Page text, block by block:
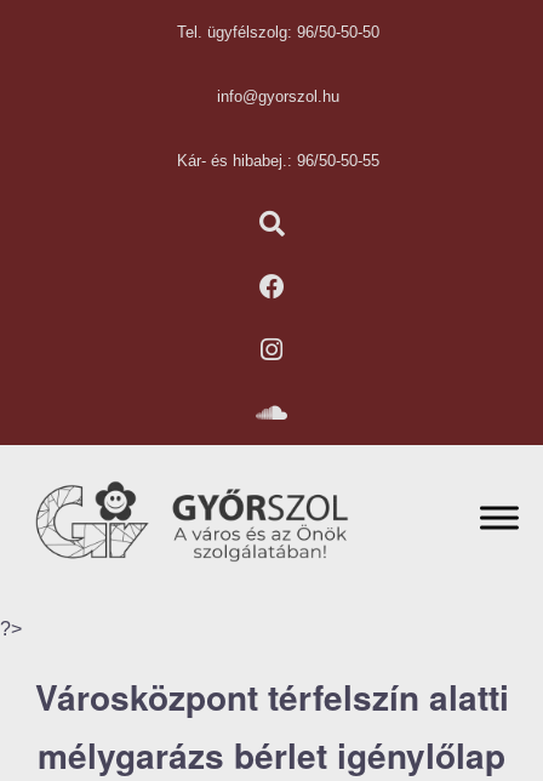
Tel. ügyfélszolg: 96/50-50-50
info@gyorszol.hu
Kár- és hibabej.: 96/50-50-55
?>
Városközpont térfelszín alatti
mélygarázs bérlet igénylőlap